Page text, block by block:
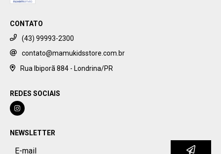
CONTATO
(43) 99993-2300
contato@mamukidsstore.com.br
Rua Ibiporã 884 - Londrina/PR
REDES SOCIAIS
NEWSLETTER